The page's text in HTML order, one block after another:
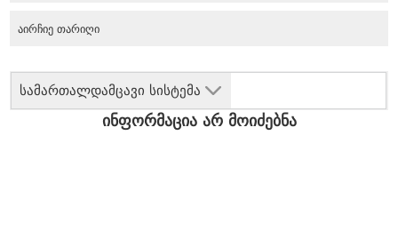
სამართალდამცავი სისტემა
ინფორმაცია არ მოიძებნა